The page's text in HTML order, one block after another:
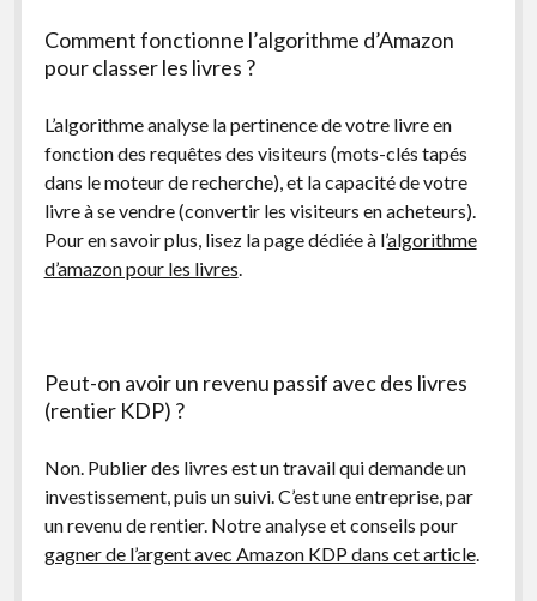
Comment fonctionne l’algorithme d’Amazon
pour classer les livres ?
L’algorithme analyse la pertinence de votre livre en
fonction des requêtes des visiteurs (mots-clés tapés
dans le moteur de recherche), et la capacité de votre
livre à se vendre (convertir les visiteurs en acheteurs).
Pour en savoir plus, lisez la page dédiée à l’algorithme
d’amazon pour les livres.
Peut-on avoir un revenu passif avec des livres
(rentier KDP) ?
Non. Publier des livres est un travail qui demande un
investissement, puis un suivi. C’est une entreprise, par
un revenu de rentier. Notre analyse et conseils pour
gagner de l’argent avec Amazon KDP dans cet article.